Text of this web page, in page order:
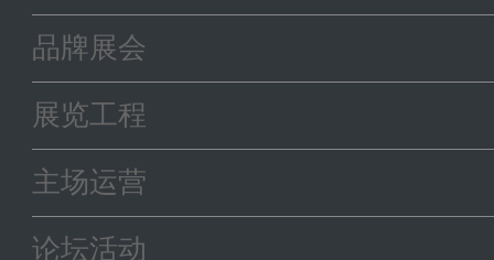
品牌展会
展览工程
主场运营
论坛活动